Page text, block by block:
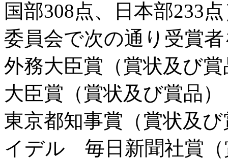
国部308点、日本部233
委員会で次の通り受
外務大臣賞（賞状及び
大臣賞（賞状及び賞
東京都知事賞（賞状及
イデル 毎日新聞社賞